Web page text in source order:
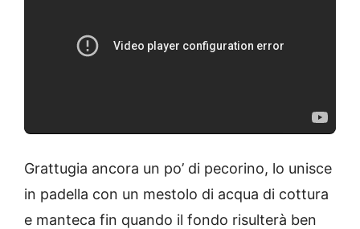
Grattugia ancora un po’ di pecorino, lo unisce
in padella con un mestolo di acqua di cottura
e manteca fin quando il fondo risulterà ben